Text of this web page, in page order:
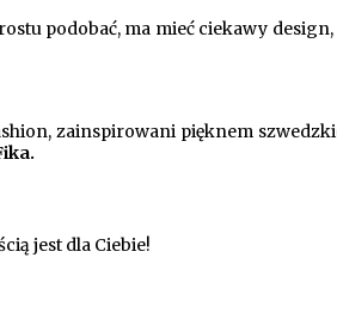
podobać, ma mieć ciekawy design,
zainspirowani pięknem
jest dla Ciebie!